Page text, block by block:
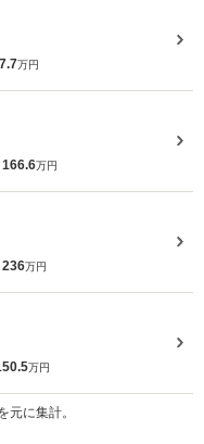
万円
166.6万円
236万円
万円
に集計。